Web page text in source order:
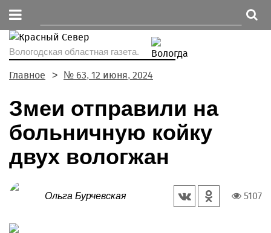
Вологодская областная газета.
Главное № 63, 12 июня, 2024
Змеи отправили на
больничную койку
двух вологжан
Ольга Бурчевская 5107